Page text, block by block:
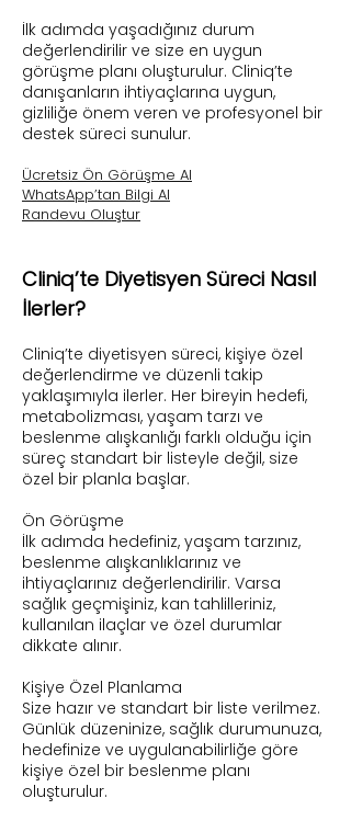
İlk adımda yaşadığınız durum
değerlendirilir ve size en uygun
görüşme planı oluşturulur. Cliniq’te
danışanların ihtiyaçlarına uygun,
gizliliğe önem veren ve profesyonel bir
destek süreci sunulur.
Ücretsiz Ön Görüşme Al
WhatsApp’tan Bilgi Al
Randevu Oluştur
Cliniq’te Diyetisyen Süreci Nasıl
İlerler?
Cliniq’te diyetisyen süreci, kişiye özel
değerlendirme ve düzenli takip
yaklaşımıyla ilerler. Her bireyin hedefi,
metabolizması, yaşam tarzı ve
beslenme alışkanlığı farklı olduğu için
süreç standart bir listeyle değil, size
özel bir planla başlar.
Ön Görüşme
İlk adımda hedefiniz, yaşam tarzınız,
beslenme alışkanlıklarınız ve
ihtiyaçlarınız değerlendirilir. Varsa
sağlık geçmişiniz, kan tahlilleriniz,
kullanılan ilaçlar ve özel durumlar
dikkate alınır.
Kişiye Özel Planlama
Size hazır ve standart bir liste verilmez.
Günlük düzeninize, sağlık durumunuza,
hedefinize ve uygulanabilirliğe göre
kişiye özel bir beslenme planı
oluşturulur.